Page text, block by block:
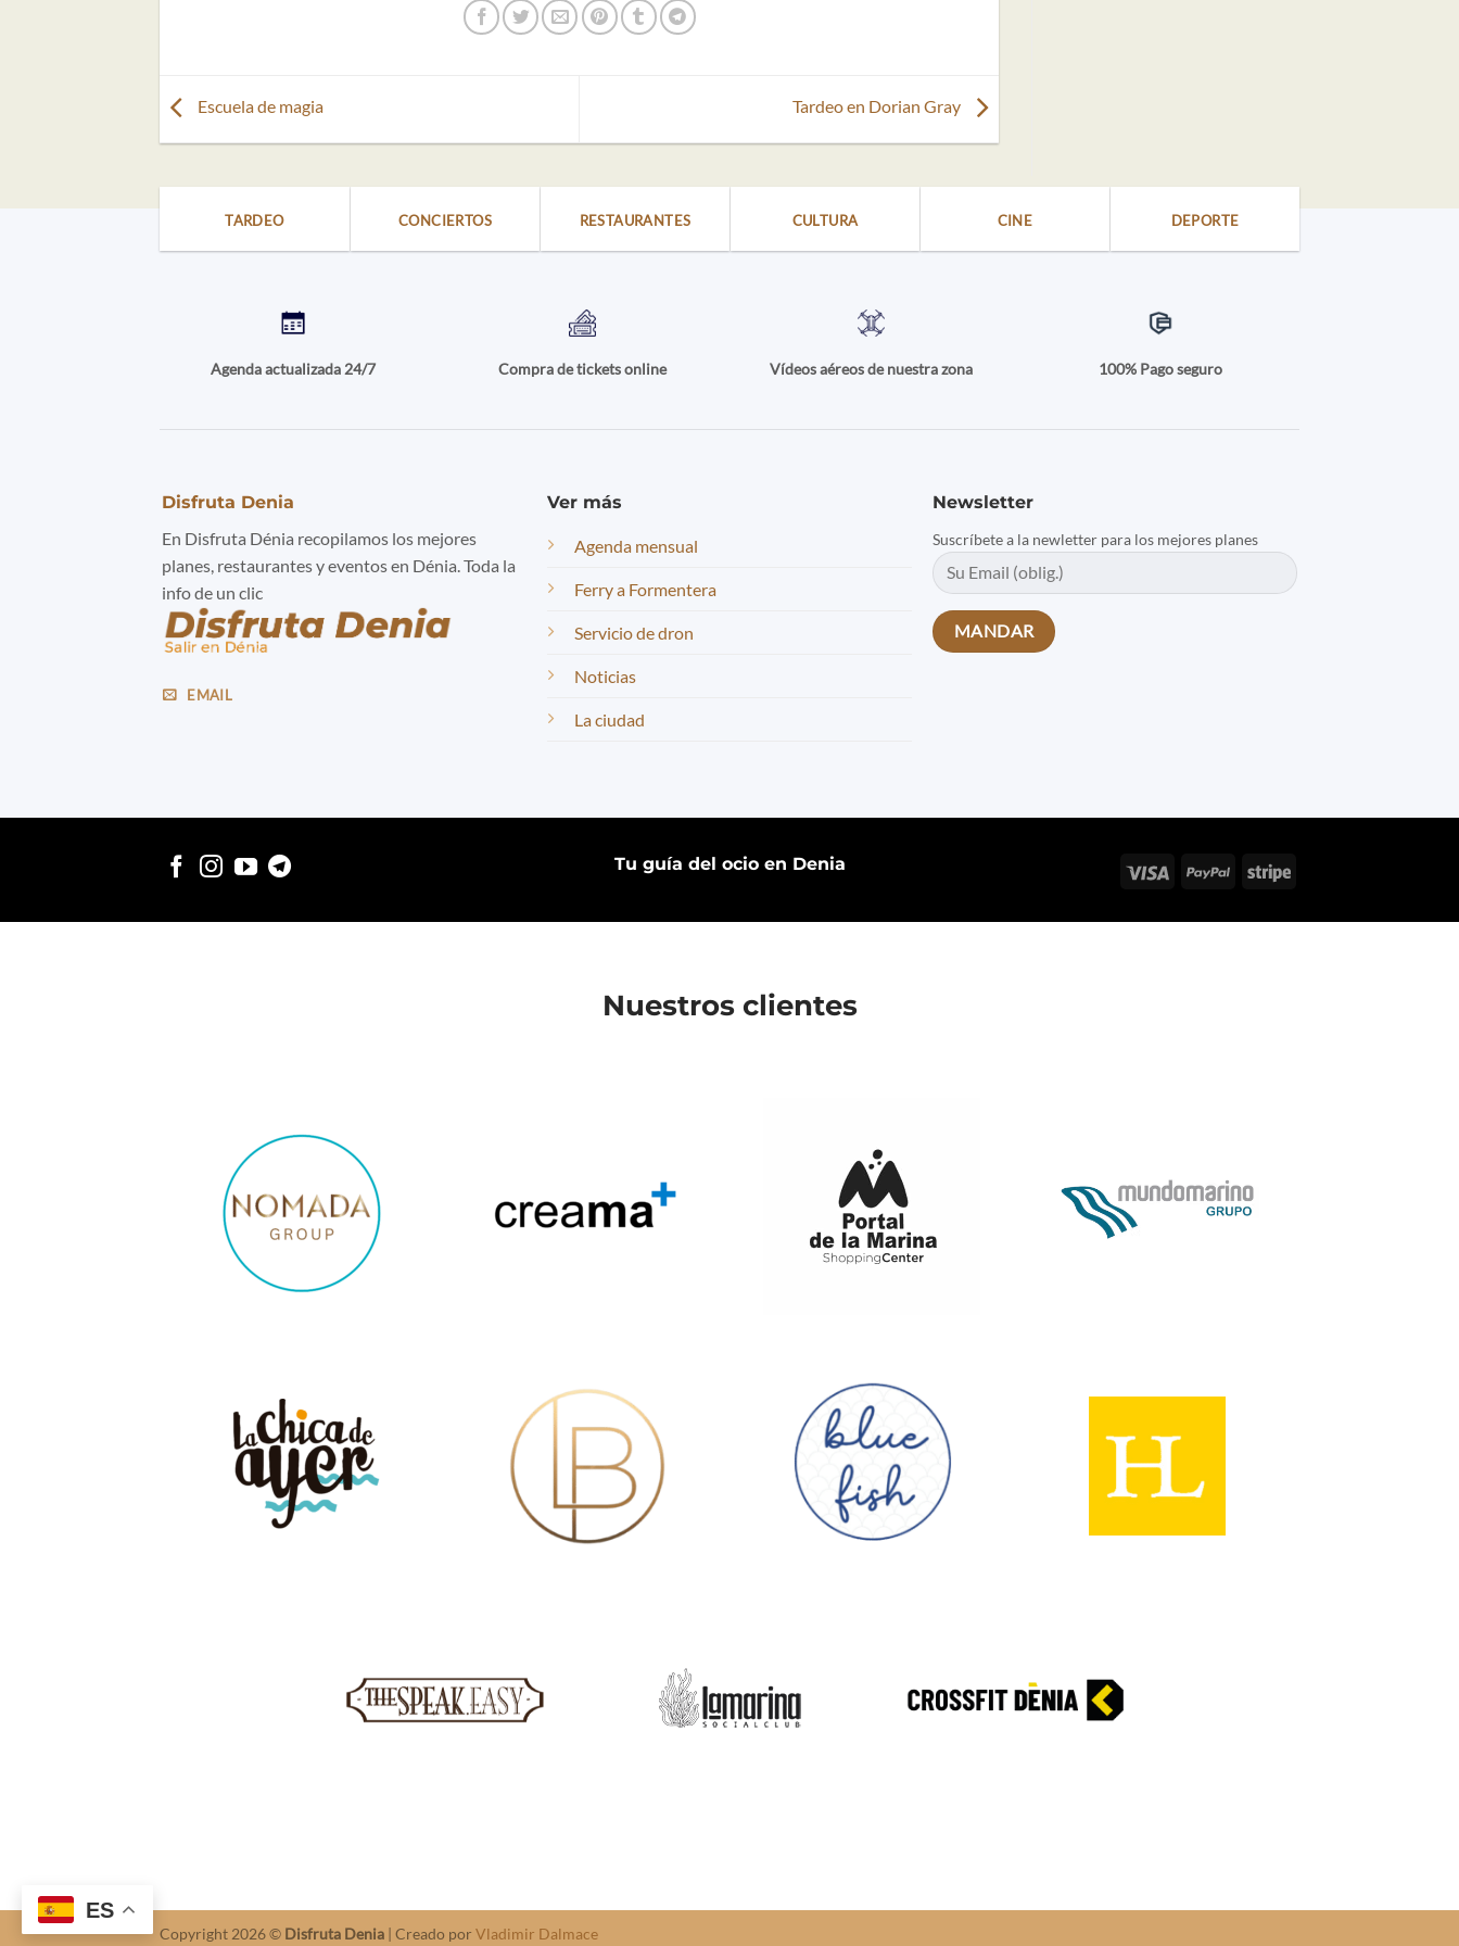
Escuela de magia Tardeo en Dorian Gray
TARDEO CONCIERTOS RESTAURANTES CULTURA CINE DEPORTE
Agenda actualizada 24/7 Compra de tickets online Vídeos aéreos de nuestra zona 100% Pago seguro
Disfruta Denia
En Disfruta Dénia recopilamos los mejores
planes, restaurantes y eventos en Dénia. Toda la
info de un clic
EMAIL
Ver más
Agenda mensual
Ferry a Formentera
Servicio de dron
Noticias
La ciudad
Newsletter
Suscríbete a la newletter para los mejores planes
Tu guía del ocio en Denia Visa PayPal Stripe
Nuestros clientes
Copyright 2026 © Disfruta Denia | Creado por Vladimir Dalmace
ES